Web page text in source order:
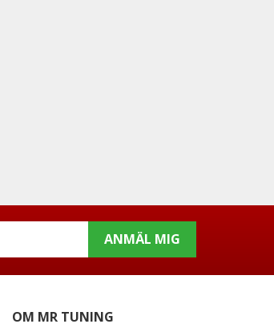
ANMÄL MIG
OM MR TUNING